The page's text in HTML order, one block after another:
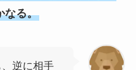
なる。
逆に相手